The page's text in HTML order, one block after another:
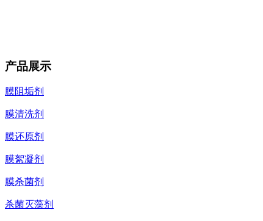
产品展示
膜阻垢剂
膜清洗剂
膜还原剂
膜絮凝剂
膜杀菌剂
杀菌灭藻剂